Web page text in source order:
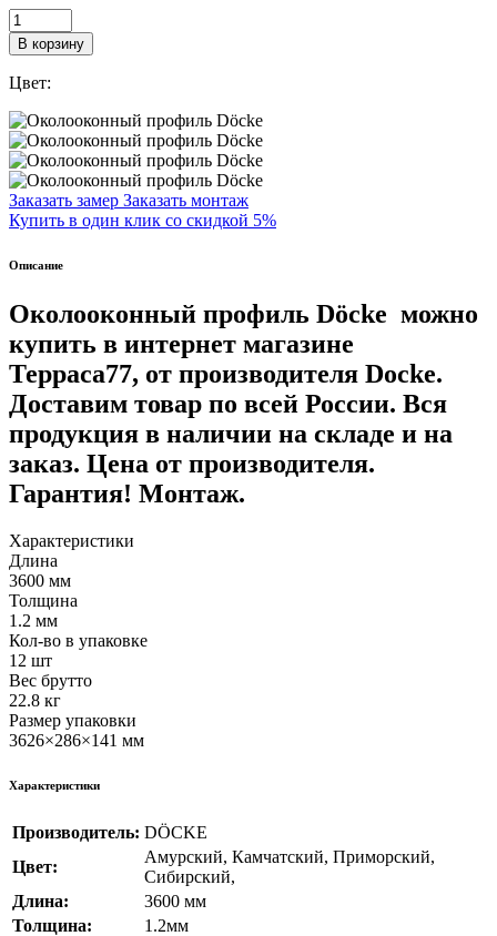
В корзину
Цвет:
Заказать замер Заказать монтаж
Купить в один клик со скидкой 5%
Описание
Околооконный профиль Döcke можно
купить в интернет магазине
Терраса77, от производителя Docke.
Доставим товар по всей России. Вся
продукция в наличии на складе и на
заказ. Цена от производителя.
Гарантия! Монтаж.
Характеристики
Длина
3600 мм
Толщина
1.2 мм
Кол-во в упаковке
12 шт
Вес брутто
22.8 кг
Размер упаковки
3626×286×141 мм
Характеристики
Производитель: DÖCKE
Цвет:
Амурский, Камчатский, Приморский,
Сибирский,
Длина:
3600 мм
Толщина:
1.2мм